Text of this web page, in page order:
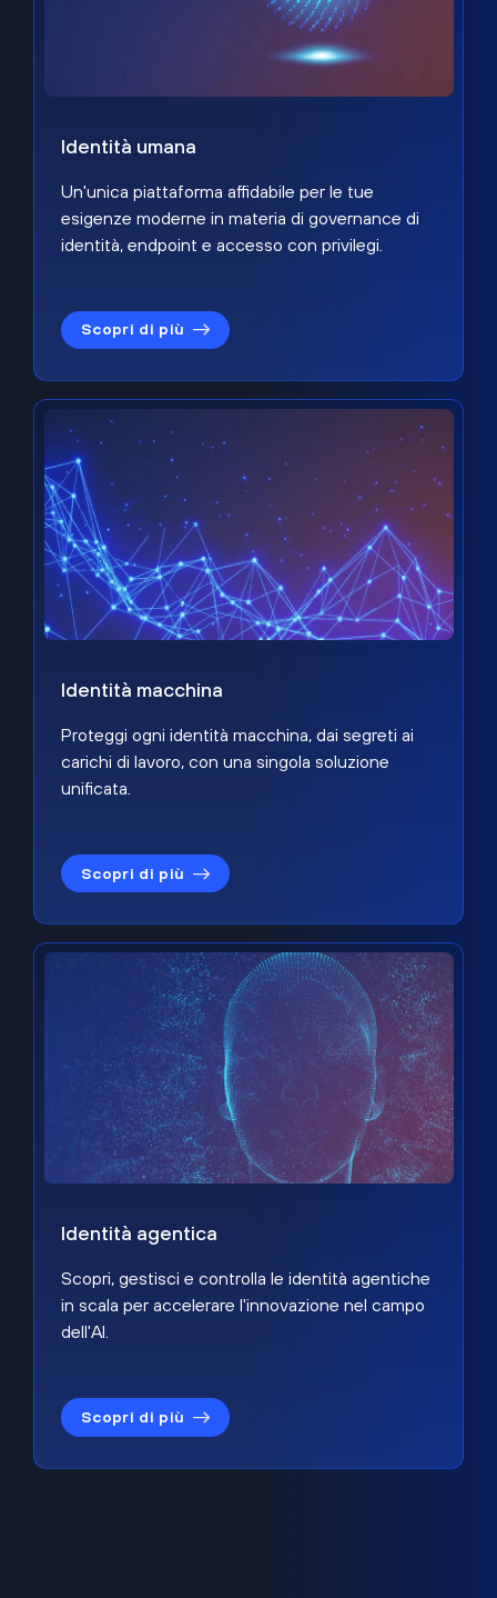
Identità umana
Un'unica piattaforma affidabile per le tue
esigenze moderne in materia di governance di
identità, endpoint e accesso con privilegi.
Scopri di più
Identità macchina
Proteggi ogni identità macchina, dai segreti ai
carichi di lavoro, con una singola soluzione
unificata.
Scopri di più
Identità agentica
Scopri, gestisci e controlla le identità agentiche
in scala per accelerare l'innovazione nel campo
dell'AI.
Scopri di più